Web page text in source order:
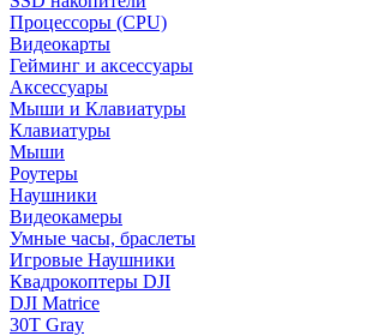
Процессоры (CPU)
Видеокарты
Гейминг и аксессуары
Аксессуары
Мыши и Клавиатуры
Клавиатуры
Мыши
Роутеры
Наушники
Видеокамеры
Умные часы, браслеты
Игровые Наушники
Квадрокоптеры DJI
DJI Matrice
30T Gray